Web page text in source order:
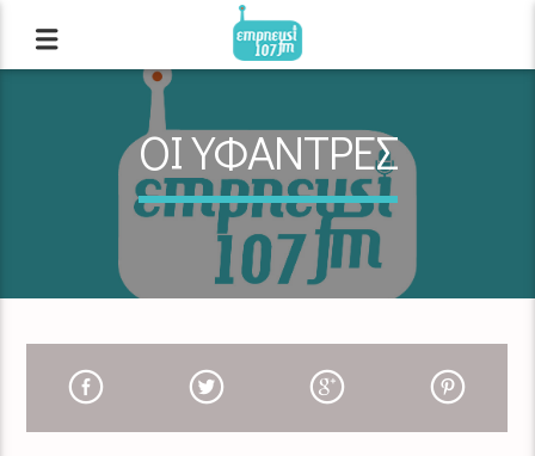
ΟΙ ΥΦΑΝΤΡΕΣ